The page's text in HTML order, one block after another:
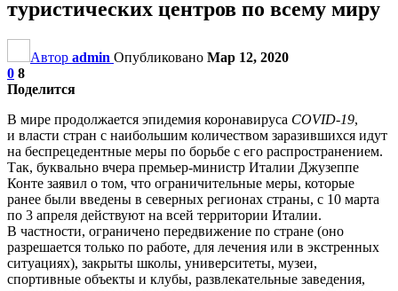
туристических центров по всему миру
Автор admin Опубликовано Мар 12, 2020
0 8
Поделится
В мире продолжается эпидемия коронавируса COVID-19,
и власти стран с наибольшим количеством заразившихся идут
на беспрецедентные меры по борьбе с его распространением.
Так, буквально вчера премьер-министр Италии Джузеппе
Конте заявил о том, что ограничительные меры, которые
ранее были введены в северных регионах страны, с 10 марта
по 3 апреля действуют на всей территории Италии.
В частности, ограничено передвижение по стране (оно
разрешается только по работе, для лечения или в экстренных
ситуациях), закрыты школы, университеты, музеи,
спортивные объекты и клубы, развлекательные заведения,